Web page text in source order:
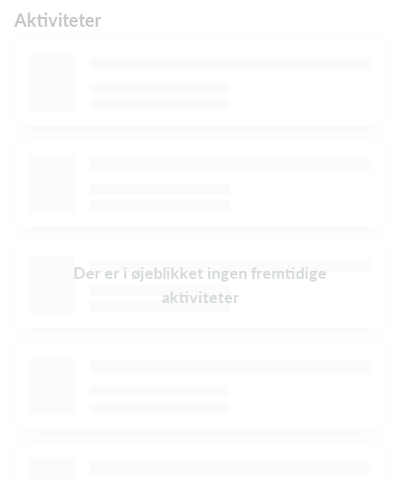
Aktiviteter
Der er i øjeblikket ingen fremtidige
aktiviteter